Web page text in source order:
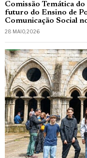
Comissão Temática
futuro do Ensino de
Comunicação Social
28 MAIO, 2026